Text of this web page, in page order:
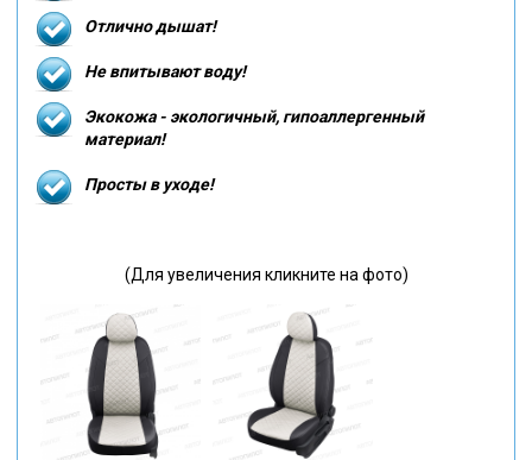
Отлично дышат!
Не впитывают воду!
Экокожа - экологичный, гипоаллергенный
материал!
Просты в уходе!
(Для увеличения кликните на фото)